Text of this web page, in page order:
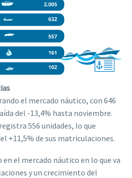
el mercado náutico, con 646
del -13,4% hasta noviembre.
556 unidades, lo que
+11,5% de sus matriculaciones.
en el mercado náutico en lo que va
y un crecimiento del